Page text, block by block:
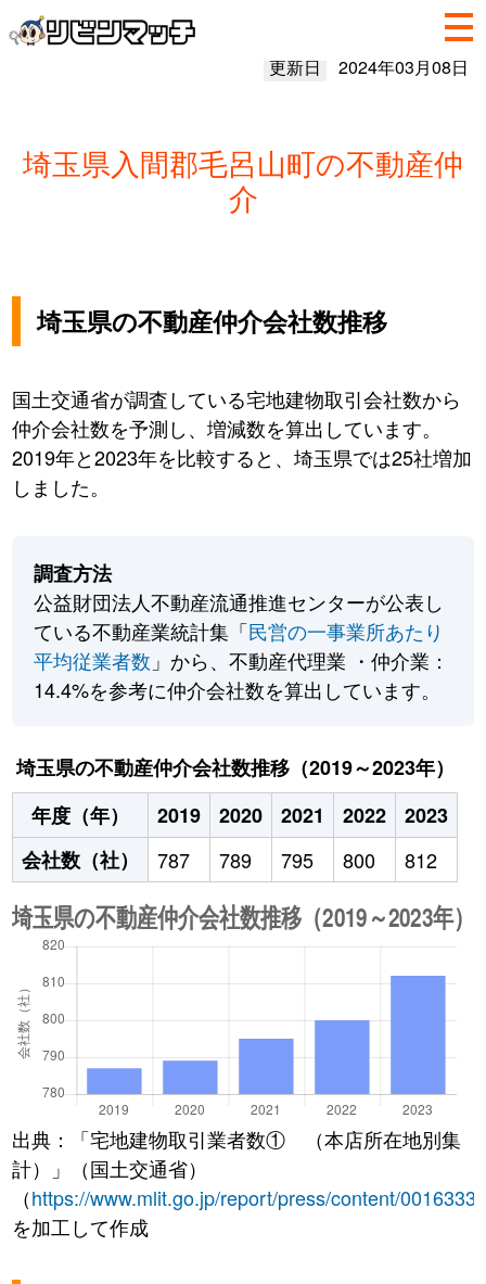
更新日 2024年03月08日
埼玉県入間郡毛呂山町の不動産仲
介
埼玉県の不動産仲介会社数推移
国土交通省が調査している宅地建物取引会社数から
仲介会社数を予測し、増減数を算出しています。
2019年と2023年を比較すると、埼玉県では25社増加
しました。
調査方法
公益財団法人不動産流通推進センターが公表し
ている不動産業統計集「民営の一事業所あたり
平均従業者数 」から、不動産代理業 ・仲介業：
14.4%を参考に仲介会社数を算出しています。
埼玉県の不動産仲介会社数推移（2019～2023年）
年度（年）
2019 2020 2021 2022
2023
会社数（社）
787 789 795 800 812
出典：「宅地建物取引業者数① （本店所在地別集
計）」（国土交通省）
（https://www.mlit.go.jp/report/press/content/
を加工して作成